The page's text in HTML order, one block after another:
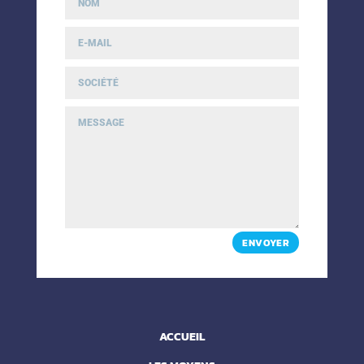
ENVOYER
ACCUEIL